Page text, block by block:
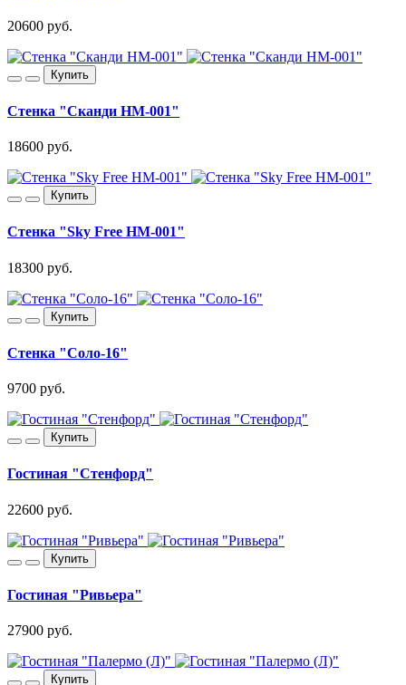
20600 руб.
Купить
Стенка "Сканди НМ-001"
18600 руб.
Купить
Стенка "Sky Free НМ-001"
18300 руб.
Купить
Стенка "Соло-16"
9700 руб.
Купить
Гостиная "Стенфорд"
22600 руб.
Купить
Гостиная "Ривьера"
27900 руб.
Купить